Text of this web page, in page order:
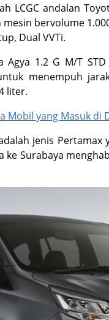
LCGC andalan
bervolume
Dual VVTi.
Agya 1.2 G M/T
menempuh
liter.
Mobil yang Masuk di
jenis Pertamax
ke Surabaya